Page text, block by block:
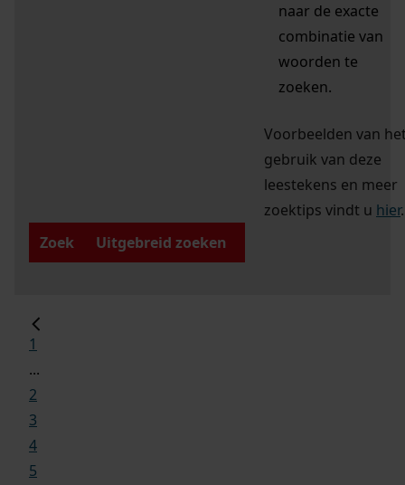
naar de exacte
combinatie van
woorden te
zoeken.
Voorbeelden van
gebruik van deze
leestekens en meer
zoektips vindt u hier.
Zoek
Uitgebreid zoeken
1
...
2
3
4
5